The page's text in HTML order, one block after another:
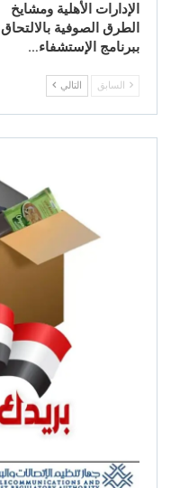
الإدارات الأهلية ومشايخ
الطرق الصوفية بالالتحاق
ببرنامج الإستشفاء…
السابق التالي